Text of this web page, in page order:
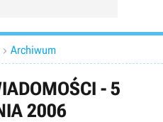
 Archiwum
- 5
2006